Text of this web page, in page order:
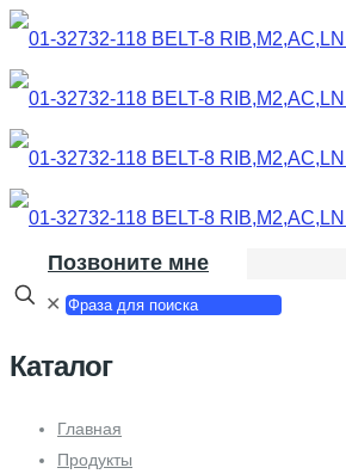
Позвоните мне
✕
Каталог
Главная
Продукты